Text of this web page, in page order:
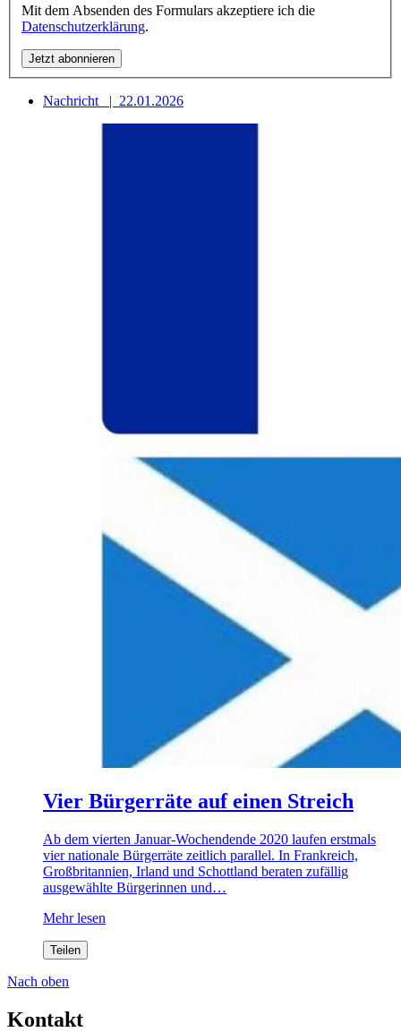
Mit dem Absenden des Formulars akzeptiere ich die
Datenschutzerklärung.
Nachricht | 22.01.2026
Vier Bürgerräte auf einen Streich
Ab dem vierten Januar-Wochendende 2020 laufen erstmals
vier nationale Bürgerräte zeitlich parallel. In Frankreich,
Großbritannien, Irland und Schottland beraten zufällig
ausgewählte Bürgerinnen und…
Mehr lesen
Teilen
Nach oben
Kontakt